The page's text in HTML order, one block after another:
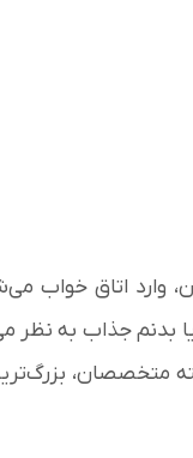
وارد اتاق خواب
بدنم جذاب به نظر